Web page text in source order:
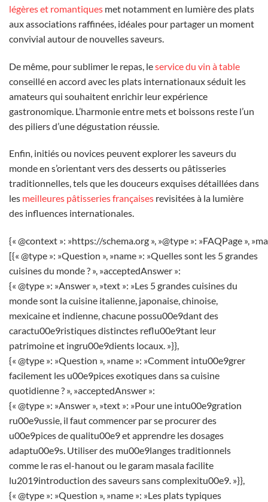
légères et romantiques met notamment en lumière des plats
aux associations raffinées, idéales pour partager un moment
convivial autour de nouvelles saveurs.
De même, pour sublimer le repas, leservice du vin à table
conseillé en accord avec les plats internationaux séduit les
amateurs qui souhaitent enrichir leur expérience
gastronomique. L’harmonie entre mets et boissons reste l’un
des piliers d’une dégustation réussie.
Enfin, initiés ou novices peuvent explorer les saveurs du
monde en s’orientant vers des desserts ou pâtisseries
traditionnelles, tels que les douceurs exquises détaillées dans
les meilleures pâtisseries françaises revisitées à la lumière
des influences internationales.
{« @context »: »https://schema.org », »@type »: »FAQPage »,
[{« @type »: »Question », »name »: »Quelles sont les 5 grandes
cuisines du monde ? », »acceptedAnswer »:
{« @type »: »Answer », »text »: »Les 5 grandes cuisines du
monde sont la cuisine italienne, japonaise, chinoise,
mexicaine et indienne, chacune possu00e9dant des
caractu00e9ristiques distinctes reflu00e9tant leur
patrimoine et ingru00e9dients locaux. »}},
{« @type »: »Question », »name »: »Comment intu00e9grer
facilement les u00e9pices exotiques dans sa cuisine
quotidienne ? », »acceptedAnswer »:
{« @type »: »Answer », »text »: »Pour une intu00e9gration
ru00e9ussie, il faut commencer par se procurer des
u00e9pices de qualitu00e9 et apprendre les dosages
adaptu00e9s. Utiliser des mu00e9langes traditionnels
comme le ras el-hanout ou le garam masala facilite
lu2019introduction des saveurs sans complexitu00e9. »}},
{« @type »: »Question », »name »: »Les plats typiques